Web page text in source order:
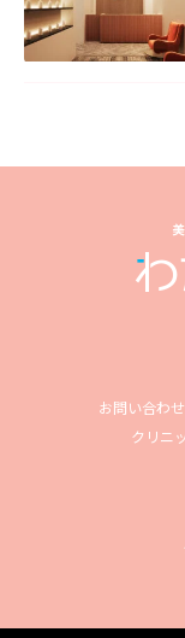
お問い合わせ
クリニ